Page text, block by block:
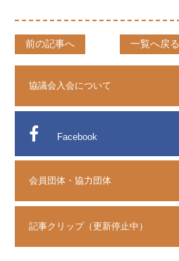
前の記事へ 一覧へ戻る
協議会入会について
Facebook
会員団体・協力団体
記事クリップ（更新停止中）